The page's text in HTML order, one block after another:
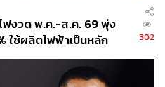
ฟงวด พ.ค.-ส.ค. 69 พุ่ง
ใช้ผลิตไฟฟ้าเป็นหลัก
302